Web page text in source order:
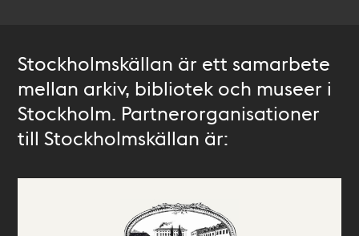
Stockholmskällan är ett samarbete
mellan arkiv, bibliotek och museer i
Stockholm. Partnerorganisationer
till Stockholmskällan är: